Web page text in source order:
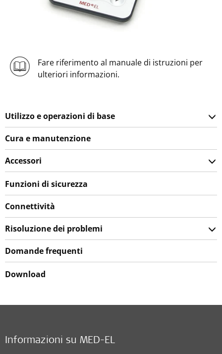
Fare riferimento al manuale di istruzioni per
ulteriori informazioni.
Utilizzo e operazioni di base
Cura e manutenzione
Accessori
Funzioni di sicurezza
Connettività
Risoluzione dei problemi
Domande frequenti
Download
Informazioni su MED-EL